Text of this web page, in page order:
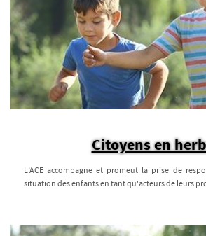
Citoyens en
L’ACE accompagne et promeut la prise de
situation des enfants en tant qu'acteurs de leurs